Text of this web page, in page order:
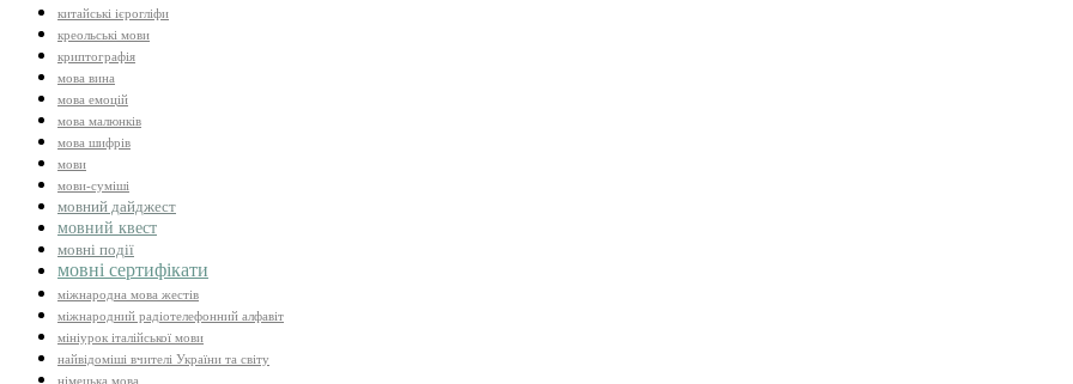
китайські ієрогліфи
креольські мови
криптографія
мова вина
мова емоцій
мова малюнків
мова шифрів
мови
мови-суміші
мовний дайджест
мовний квест
мовні події
мовні сертифікати
міжнародна мова жестів
міжнародний радіотелефонний алфавіт
мініурок італійської мови
найвідоміші вчителі України та світу
німецька мова